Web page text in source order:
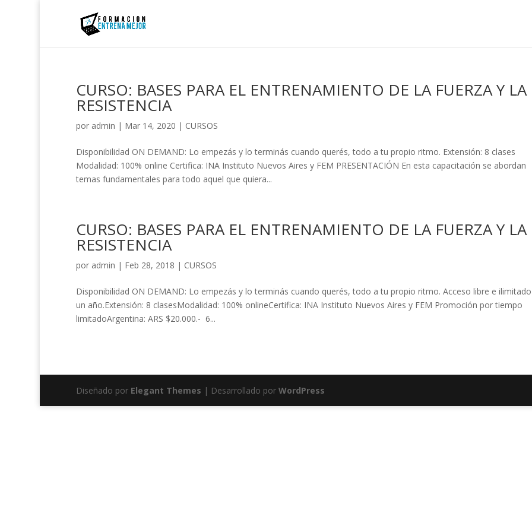
CURSO: BASES PARA EL ENTRENAMIENTO DE LA FUERZA Y LA
RESISTENCIA
por admin | Mar 14, 2020 | CURSOS
Disponibilidad ON DEMAND: Lo empezás y lo terminás cuando querés, todo a tu propio ritmo. Extensión: 8 clases
Modalidad: 100% online Certifica: INA Instituto Nuevos Aires y FEM PRESENTACIÓN En esta capacitación se abordan
temas fundamentales para todo aquel que quiera...
CURSO: BASES PARA EL ENTRENAMIENTO DE LA FUERZA Y LA
RESISTENCIA
por admin | Feb 28, 2018 | CURSOS
Disponibilidad ON DEMAND: Lo empezás y lo terminás cuando querés, todo a tu propio ritmo. Acceso libre e
un año.Extensión: 8 clasesModalidad: 100% onlineCertifica: INA Instituto Nuevos Aires y FEM Promoción por tiempo
limitadoArgentina: ARS $20.000.- 6...
Diseñado por Elegant Themes | Desarrollado por WordPress